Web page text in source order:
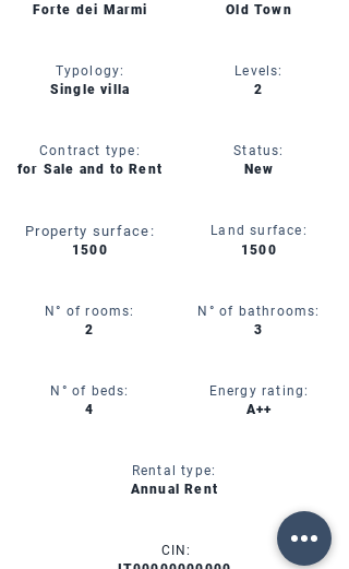
Forte dei Marmi
Typology:
Single villa
Contract type:
for Sale and to Rent
Property surface:
1500
N° of rooms:
2
N° of beds:
4
Old Town
Levels:
2
Status:
New
Land surface:
1500
N° of bathrooms:
3
Energy rating:
A++
Rental type:
Annual Rent
CIN: